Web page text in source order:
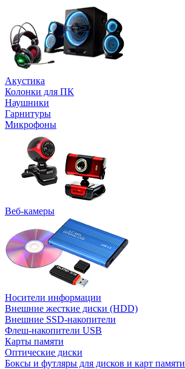
Акустика
Колонки для ПК
Наушники
Гарнитуры
Микрофоны
Веб-камеры
Носители информации
Внешние жесткие диски (HDD)
Внешние SSD-накопители
Флеш-накопители USB
Карты памяти
Оптические диски
Боксы и футляры для дисков и карт памяти